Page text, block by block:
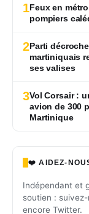
1Feux en
pompiers
2Parti
martiniquais
ses valises
3Vol Corsair :
avion de 300
Martinique
❤️ AIDEZ-
Indépendant et
soutien :
encore Twitter.